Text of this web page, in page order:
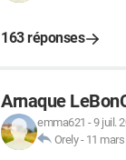
163 réponses
Arnaque
emma621 -9 juil.
Orely- 11